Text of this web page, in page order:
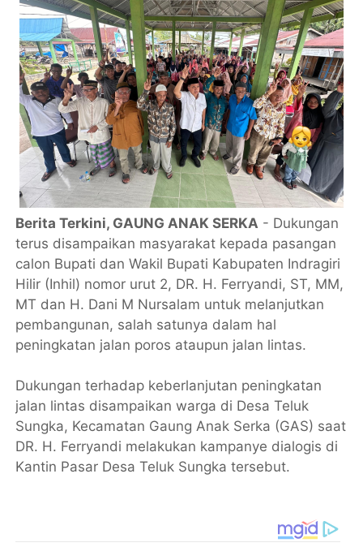
Berita Terkini, GAUNG ANAK SERKA - Dukungan
terus disampaikan masyarakat kepada pasangan
calon Bupati dan Wakil Bupati Kabupaten Indragiri
Hilir (Inhil) nomor urut 2, DR. H. Ferryandi, ST, MM,
MT dan H. Dani M Nursalam untuk melanjutkan
pembangunan, salah satunya dalam hal
peningkatan jalan poros ataupun jalan lintas.
Dukungan terhadap keberlanjutan peningkatan
jalan lintas disampaikan warga di Desa Teluk
Sungka, Kecamatan Gaung Anak Serka (GAS) saat
DR. H. Ferryandi melakukan kampanye dialogis di
Kantin Pasar Desa Teluk Sungka tersebut.